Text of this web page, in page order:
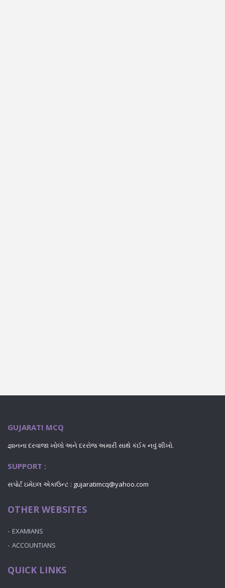
GUJARATI MCQ
જ્ઞાનના દરવાજા ખોલો અને દરરોજ અમારી સાથે કંઈક નવું શીખો.
SUPPORT :
સપોર્ટ ઇમેઇલ એકાઉન્ટ : gujaratimcq@yahoo.com
OTHER WEBSITES
EXAMIANS
ACCOUNTIANS
QUICK LINKS